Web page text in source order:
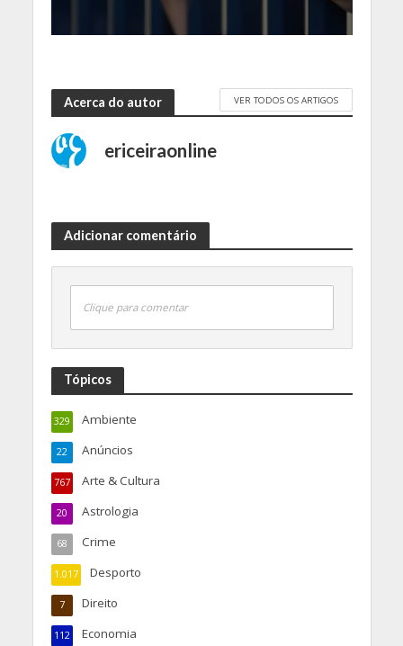
Acerca do autor VER TODOS OS ARTIGOS
ericeiraonline
Adicionar comentário
Clique para comentar
Tópicos
Ambiente
329
Anúncios
22
Arte & Cultura
767
Astrologia
20
Crime
68
Desporto
1.017
Direito
7
Economia
112